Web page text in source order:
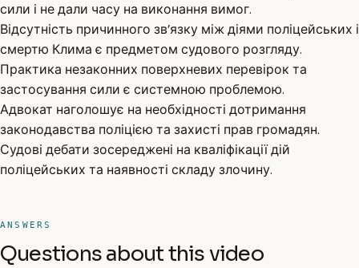
сили і не дали часу на виконання вимог.
Відсутність причинного зв’язку між діями поліцейських і
смертю Клима є предметом судового розгляду.
Практика незаконних поверхневих перевірок та
застосування сили є системною проблемою.
Адвокат наголошує на необхідності дотримання
законодавства поліцією та захисті прав громадян.
Судові дебати зосереджені на кваліфікації дій
поліцейських та наявності складу злочину.
ANSWERS
Questions about this video